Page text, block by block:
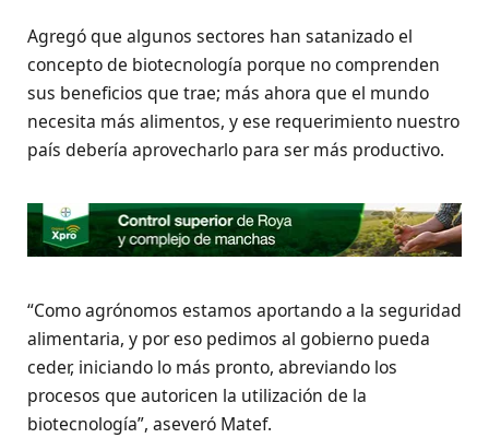
Agregó que algunos sectores han satanizado el
concepto de biotecnología porque no comprenden
sus beneficios que trae; más ahora que el mundo
necesita más alimentos, y ese requerimiento nuestro
país debería aprovecharlo para ser más productivo.
“Como agrónomos estamos aportando a la seguridad
alimentaria, y por eso pedimos al gobierno pueda
ceder, iniciando lo más pronto, abreviando los
procesos que autoricen la utilización de la
biotecnología”, aseveró Matef.